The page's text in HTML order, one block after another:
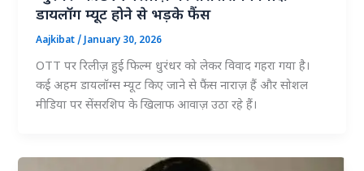
डायलॉग म्यूट होने से भड़के फैंस
Aajkibat/January 30, 2026
OTT पर रिलीज़ हुई फिल्म धुरंधर को लेकर विवाद गहरा गया है।
कई अहम डायलॉग्स म्यूट किए जाने से फैंस नाराज़ हैं और सोशल
मीडिया पर सेंसरशिप के खिलाफ आवाज़ उठा रहे हैं।